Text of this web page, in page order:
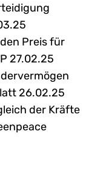
Preis für
27.02.25
26.02.25
der Kräfte